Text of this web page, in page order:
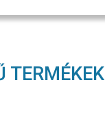
TERMÉKEK